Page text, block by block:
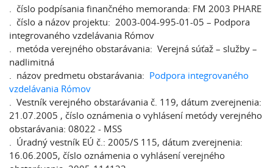
. číslo podpísania finančného memoranda: FM 2003 PHARE
. číslo a názov projektu: 2003-004-995-01-05 – Podpora
integrovaného vzdelávania Rómov
. metóda verejného obstarávania: Verejná súťaž – služby –
nadlimitná
. názov predmetu obstarávania: Podpora integrovaného
vzdelávania Rómov
. Vestník verejného obstarávania č. 119, dátum zverejnenia:
21.07.2005 , číslo oznámenia o vyhlásení metódy verejného
obstarávania: 08022 - MSS
. Úradný vestník EÚ č.: 2005/S 115, dátum zverejnenia:
16.06.2005, číslo oznámenia o vyhlásení verejného